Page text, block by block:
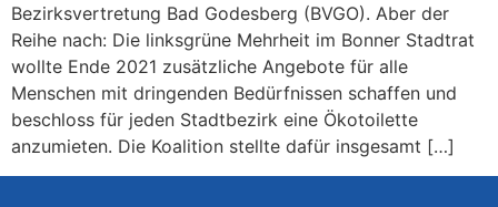
Bezirksvertretung Bad Godesberg (BVGO). Aber der
Reihe nach: Die linksgrüne Mehrheit im Bonner Stadtrat
wollte Ende 2021 zusätzliche Angebote für alle
Menschen mit dringenden Bedürfnissen schaffen und
beschloss für jeden Stadtbezirk eine Ökotoilette
anzumieten. Die Koalition stellte dafür insgesamt […]